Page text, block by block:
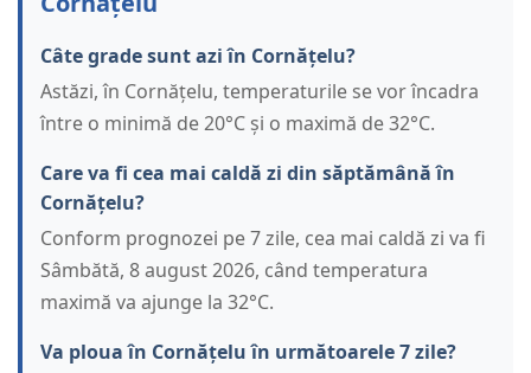
Câte grade sunt azi în Cornățelu?
Astăzi, în Cornățelu, temperaturile se vor încadra
între o minimă de 20°C și o maximă de 32°C.
Care va fi cea mai caldă zi din săptămână în
Cornățelu?
Conform prognozei pe 7 zile, cea mai caldă zi va fi
Sâmbătă, 8 august 2026, când temperatura
maximă va ajunge la 32°C.
Va ploua în Cornățelu în următoarele 7 zile?